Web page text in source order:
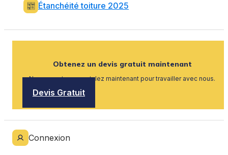
Étanchéité toiture 2025
Obtenez un devis gratuit maintenant
Nous recrutons, postulez maintenant pour travailler avec nous.
Devis Gratuit
Connexion